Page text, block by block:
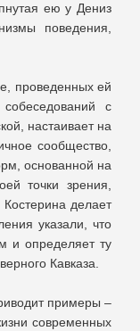
ею у Дениз
поведения,
проведенных ей
с
настаивает на
сообщество,
основанной на
точки зрения,
делает
указали, что
и определяет ту
Кавказа.
примеры –
современных